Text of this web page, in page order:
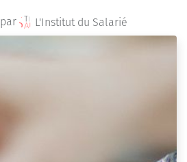
par L'Institut du Salarié